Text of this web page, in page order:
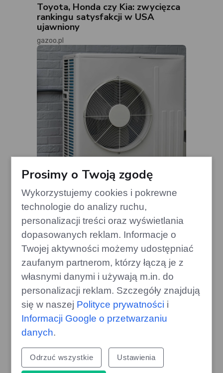
Toyota, Honda czy Kia: zwycięzca
rankingu satysfakcji w USA
ujawniony
gazoo.pl
Jak zatrzymać 30% ciepła w
domu? Znajdź ukryte źródło strat!
Prosimy o Twoją zgodę
Wykorzystujemy cookies i pokrewne
technologie do analizy ruchu,
personalizacji treści oraz wyświetlania
dopasowanych reklam. Informacje o
Twojej aktywności możemy udostępniać
zaufanym partnerom, którzy łączą je z
własnymi danymi i używają m.in. do
personalizacji reklam. Szczegóły znajdują
się w naszej Polityce prywatności i
Informacji Google o przetwarzaniu
danych.
Odrzuć wszystkie Ustawienia